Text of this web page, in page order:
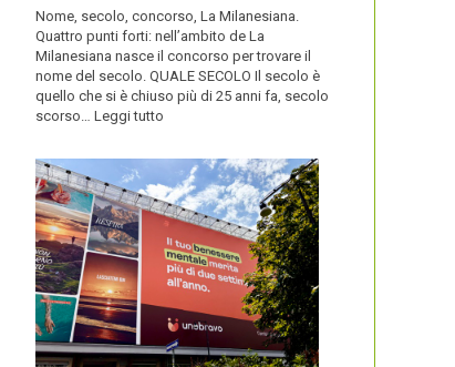
Nome, secolo, concorso, La Milanesiana.
Quattro punti forti: nell’ambito de La
Milanesiana nasce il concorso per trovare il
nome del secolo. QUALE SECOLO Il secolo è
quello che si è chiuso più di 25 anni fa, secolo
scorso… Leggi tutto
NOME
DEL
SECOLO